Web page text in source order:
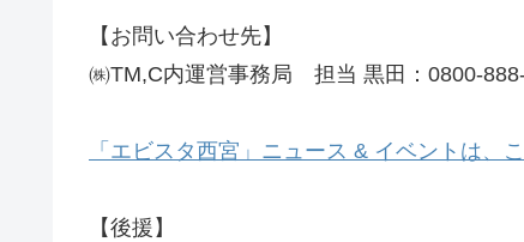
【お問い合わせ先】
㈱TM,C内運営事務局 担当 黒田：0800-
「エビスタ西宮」ニュース & イベントは
【後援】